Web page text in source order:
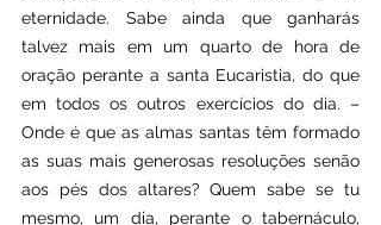
eternidade. Sabe ainda que ganharás
talvez mais em um quarto de hora de
oração perante a santa Eucaristia, do que
em todos os outros exercícios do dia. –
Onde é que as almas santas têm formado
as suas mais generosas resoluções senão
aos pés dos altares? Quem sabe se tu
mesmo, um dia, perante o tabernáculo,